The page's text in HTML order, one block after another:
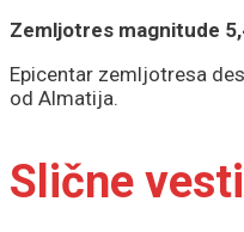
Zemljotres magnitude
Epicentar zemljotresa
od Almatija.
Slične vesti